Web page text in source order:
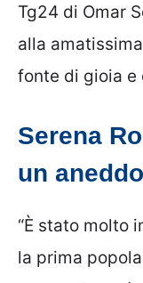
Tg24 di Omar
alla
fonte di gioia e
Serena
un
“È stato molto
la prima